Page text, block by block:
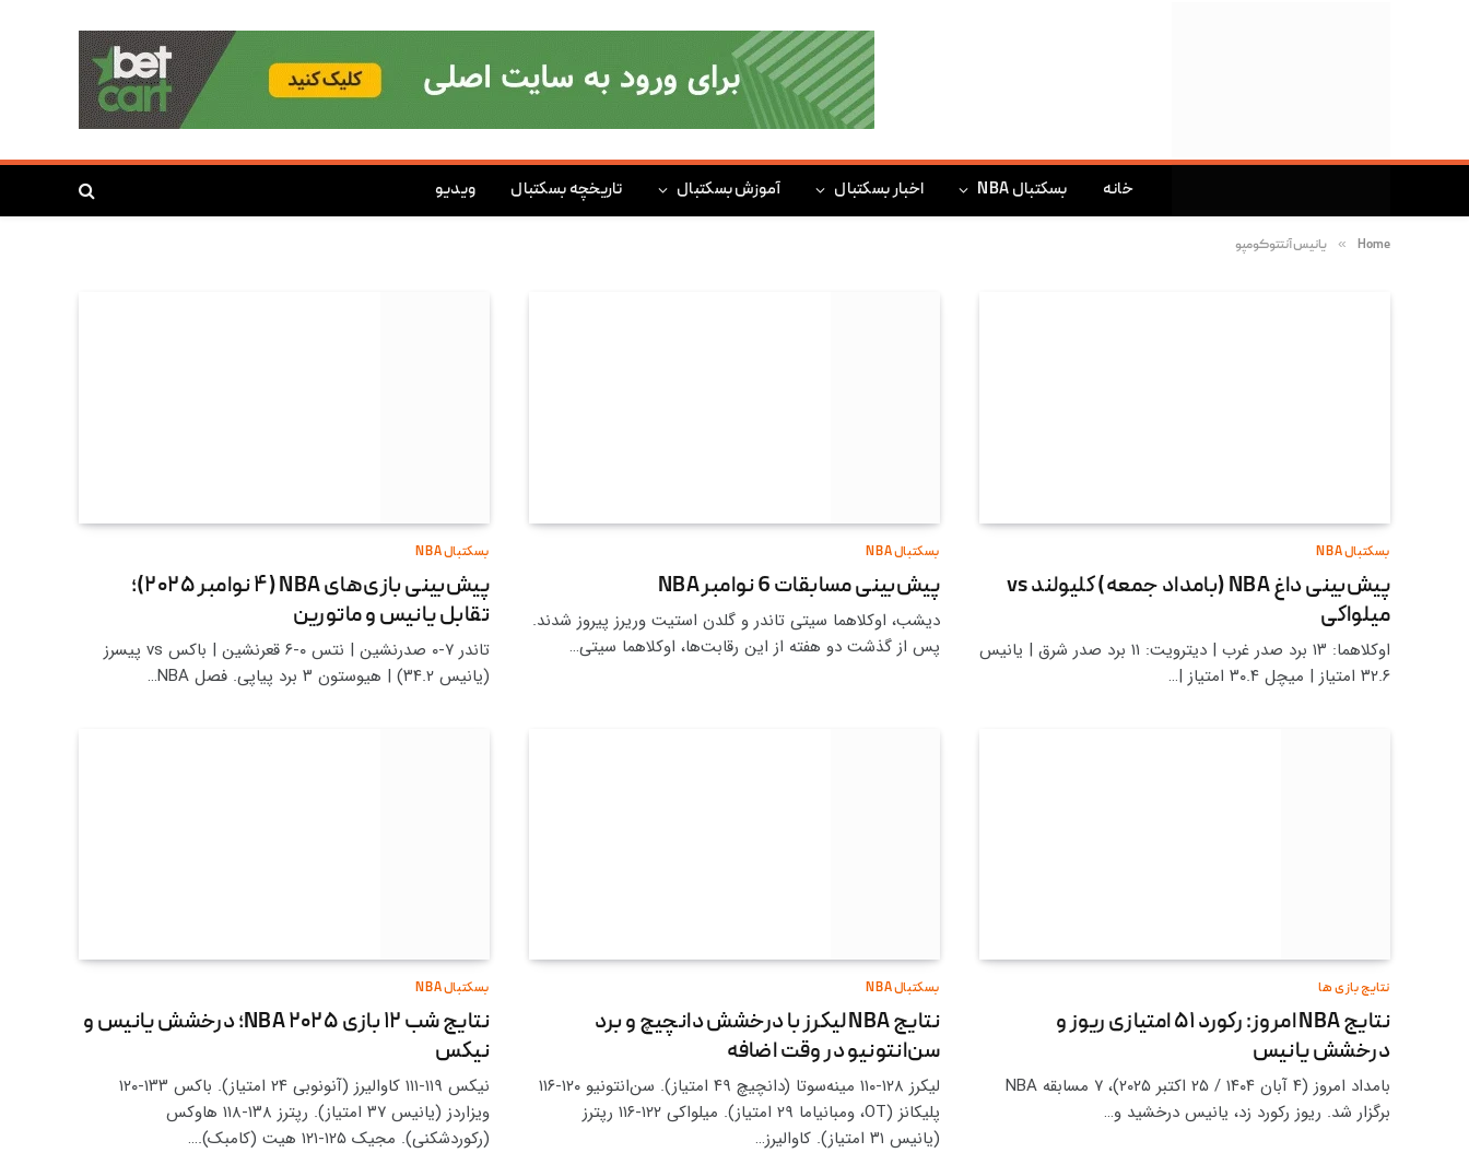
خانه بسکتبال NBA اخبار بسکتبال آموزش بسکتبال تاریخچه بسکتبال ویدیو
Home
» یانیس آنتتوکومپو
بسکتبال NBA
پیش‌بینی داغ NBA (بامداد جمعه) کلیولند vs
میلواکی
اوکلاهما: ۱۳ برد صدر غرب | دیترویت: ۱۱ برد صدر شرق | یانیس
۳۲.۶ امتیاز | میچل ۳۰.۴ امتیاز |…
بسکتبال NBA
پیش‌بینی مسابقات 6 نوامبر NBA
دیشب، اوکلاهما سیتی تاندر و گلدن استیت وریرز پیروز شدند.
پس از گذشت دو هفته از این رقابت‌ها، اوکلاهما سیتی…
بسکتبال NBA
پیش‌بینی بازی‌های NBA (۴ نوامبر ۲۰۲۵)؛
تقابل یانیس و ماتورین
تاندر ۷-۰ صدرنشین | نتس ۰-۶ قعرنشین | باکس vs پیسرز
(یانیس ۳۴.۲) | هیوستون ۳ برد پیاپی. فصل NBA…
نتایج بازی ها
نتایج NBA امروز: رکورد ۵۱ امتیازی ریوز و
درخشش یانیس
بامداد امروز (۴ آبان ۱۴۰۴ / ۲۵ اکتبر ۲۰۲۵)، ۷ مسابقه NBA
برگزار شد. ریوز رکورد زد، یانیس درخشید و…
بسکتبال NBA
نتایج NBA لیکرز با درخشش دانچیچ و برد
سن‌انتونیو در وقت اضافه
لیکرز ۱۲۸-۱۱۰ مینه‌سوتا (دانچیچ ۴۹ امتیاز). سن‌انتونیو ۱۲۰-۱۱۶
پلیکانز (OT، ومبانیاما ۲۹ امتیاز). میلواکی ۱۲۲-۱۱۶ رپترز
(یانیس ۳۱ امتیاز). کاوالیرز…
بسکتبال NBA
نتایج شب ۱۲ بازی NBA ۲۰۲۵؛ درخشش یانیس و
نیکس
نیکس ۱۱۹-۱۱۱ کاوالیرز (آنونوبی ۲۴ امتیاز). باکس ۱۳۳-۱۲۰
ویزاردز (یانیس ۳۷ امتیاز). رپترز ۱۳۸-۱۱۸ هاوکس
(رکوردشکنی). مجیک ۱۲۵-۱۲۱ هیت (کامبک).…